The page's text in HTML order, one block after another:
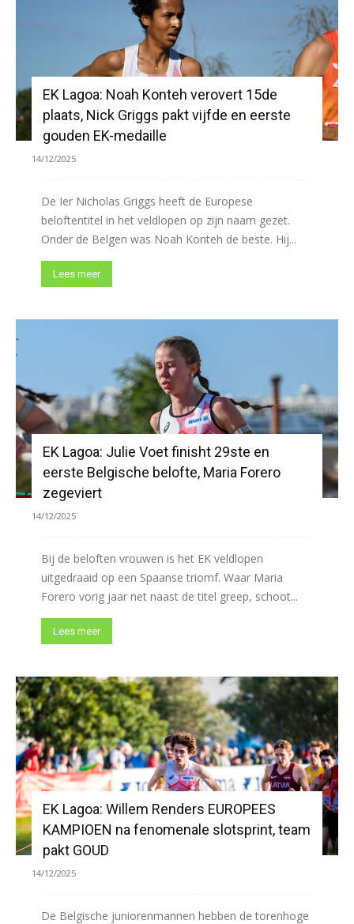
EK Lagoa: Noah Konteh verovert 15de
plaats, Nick Griggs pakt vijfde en eerste
gouden EK-medaille
14/12/2025
De Ier Nicholas Griggs heeft de Europese
beloftentitel in het veldlopen op zijn naam gezet.
Onder de Belgen was Noah Konteh de beste. Hij...
Lees meer
EK Lagoa: Julie Voet finisht 29ste en
eerste Belgische belofte, Maria Forero
zegeviert
14/12/2025
Bij de beloften vrouwen is het EK veldlopen
uitgedraaid op een Spaanse triomf. Waar Maria
Forero vorig jaar net naast de titel greep, schoot...
Lees meer
EK Lagoa: Willem Renders EUROPEES
KAMPIOEN na fenomenale slotsprint, team
pakt GOUD
14/12/2025
De Belgische juniorenmannen hebben de torenhoge